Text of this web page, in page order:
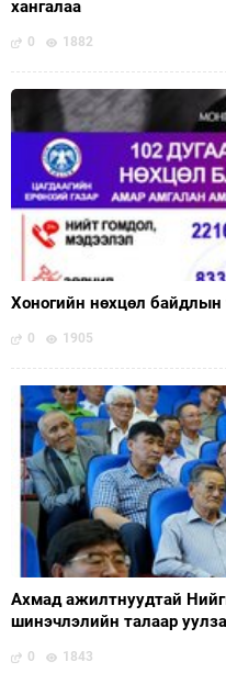
хангалаа
0 1882
Хоногийн нөхцөл байдлын
0 1905
Ахмад ажилтнуудтай
шинэчлэлийн талаар
0 1843